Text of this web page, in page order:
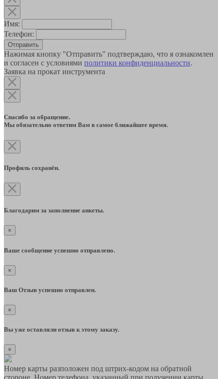
Имя:
Телефон:
Отправить
Нажимая кнопку "Отправить" подтверждаю, что я ознакомлен
и согласен с условиями политики конфиденциальности.
Заявка на прокат инструмента
Спасибо за обращение.
Мы обязательно ответим Вам в самое ближайшее время.
Профиль сохранён.
Благодарим за заполнение анкеты.
×
Ваше сообщение успешно отправлено.
×
Ваш Отзыв успешно отправлен.
×
Вы уже оставляли отзыв к этому заказу.
×
Номер карты разположен под штрих-кодом на обратной